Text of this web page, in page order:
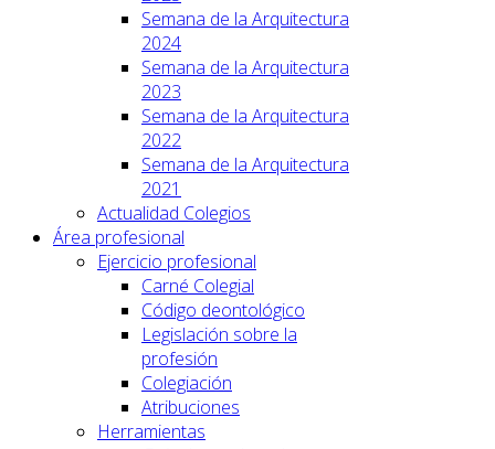
Semana de la Arquitectura
2024
Semana de la Arquitectura
2023
Semana de la Arquitectura
2022
Semana de la Arquitectura
2021
Actualidad Colegios
Área profesional
Ejercicio profesional
Carné Colegial
Código deontológico
Legislación sobre la
profesión
Colegiación
Atribuciones
Herramientas